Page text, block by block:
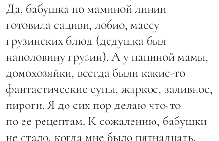
Да, бабушка по маминой линии
готовила сациви, лобио, массу
грузинских блюд (дедушка был
наполовину грузин). А у папиной мамы,
домохозяйки, всегда были какие-то
фантастические супы, жаркое, заливное,
пироги. Я до сих пор делаю что-то
по ее рецептам. К сожалению, бабушки
не стало, когда мне было пятнадцать,